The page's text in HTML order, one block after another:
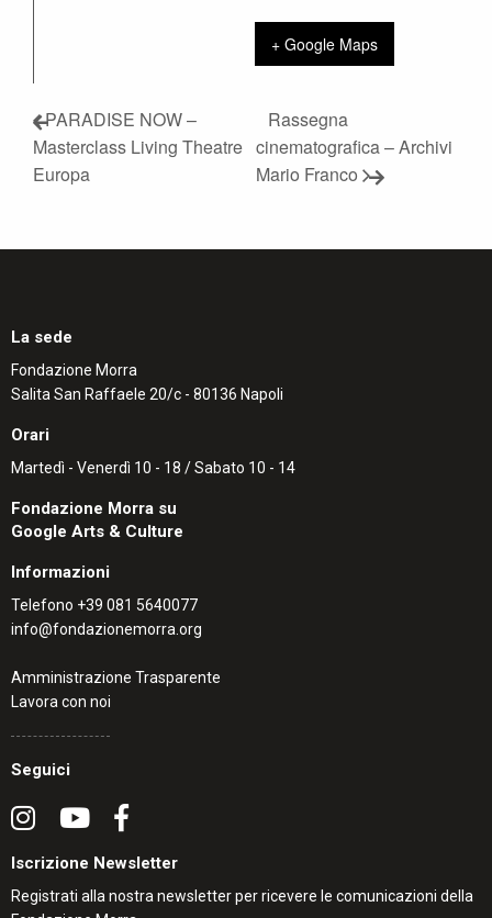
+ Google Maps
PARADISE NOW –
Masterclass Living Theatre
Europa
Rassegna
cinematografica – Archivi
Mario Franco
La sede
Fondazione Morra
Salita San Raffaele 20/c - 80136 Napoli
Orari
Martedì - Venerdì 10 - 18 / Sabato 10 - 14
Fondazione Morra su
Google Arts & Culture
Informazioni
Telefono +39 081 5640077
info@fondazionemorra.org
Amministrazione Trasparente
Lavora con noi
Seguici
Iscrizione Newsletter
Registrati alla nostra newsletter per ricevere le comunicazioni della